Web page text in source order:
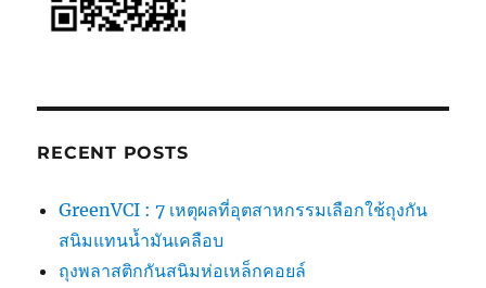
RECENT POSTS
GreenVCI : 7 เหตุผลที่อุตสาหกรรมเลือกใช้ถุงกัน
สนิมแทนน้ำมันเคลือบ
ถุงพลาสติกกันสนิมห่อเหล็กคอยล์